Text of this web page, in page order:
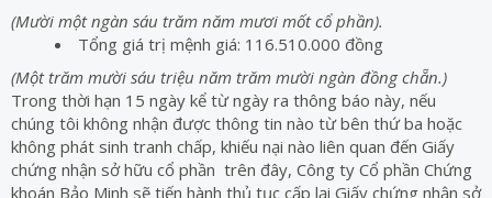
(Mười một ngàn sáu trăm năm mươi mốt cổ phần).
Tổng giá trị mệnh giá: 116.510.000 đồng
(Một trăm mười sáu triệu năm trăm mười ngàn đồng chẵn.)
Trong thời hạn 15 ngày kể từ ngày ra thông báo này, nếu
chúng tôi không nhận được thông tin nào từ bên thứ ba hoặc
không phát sinh tranh chấp, khiếu nại nào liên quan đến Giấy
chứng nhận sở hữu cổ phần trên đây, Công ty Cổ phần Chứng
khoán Bảo Minh sẽ tiến hành thủ tục cấp lại Giấy chứng nhận sở